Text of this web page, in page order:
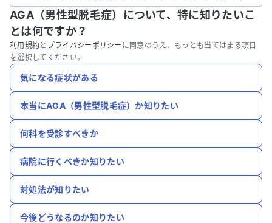
AGA（男性型脱毛症）について、特に知りたいこ
とは何ですか？
利用規約と プライバシーポリシー に同意のうえ、もっとも当てはまる項目
を選択してください。
気になる症状がある
本当にAGA（男性型脱毛症）か知りたい
何科を受診すべきか
病院に行くべきか知りたい
対処法が知りたい
今後どうなるのか知りたい